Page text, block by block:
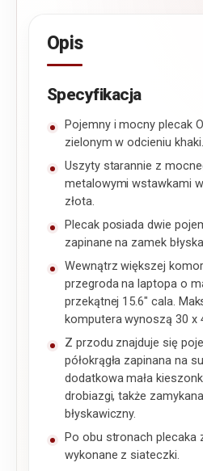
Opis
Specyfikacja
Pojemny i mocny plecak
zielonym w odcieniu khaki.
Uszyty starannie z
metalowymi wstawkami
złota.
Plecak posiada dwie
zapinane na zamek
Wewnątrz większej
przegroda na laptopa o
przekątnej 15.6″ cala.
komputera wynoszą 30 x
Z przodu znajduje się
półokrągła zapinana na
dodatkowa mała
drobiazgi, także
błyskawiczny.
Po obu stronach plecaka
wykonane z siateczki.